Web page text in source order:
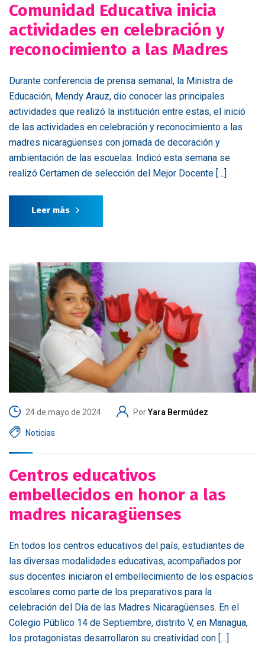
Comunidad Educativa inicia
actividades en celebración y
reconocimiento a las Madres
Durante conferencia de prensa semanal, la Ministra de
Educación, Mendy Arauz, dio conocer las principales
actividades que realizó la institución entre estas, el inició
de las actividades en celebración y reconocimiento a las
madres nicaragüenses con jornada de decoración y
ambientación de las escuelas. Indicó esta semana se
realizó Certamen de selección del Mejor Docente […]
Leer más
24 de mayo de 2024 PorYara Bermúdez
Noticias
Centros educativos
embellecidos en honor a las
madres nicaragüenses
En todos los centros educativos del país, estudiantes de
las diversas modalidades educativas, acompañados por
sus docentes iniciaron el embellecimiento de los espacios
escolares como parte de los preparativos para la
celebración del Día de las Madres Nicaragüenses. En el
Colegio Público 14 de Septiembre, distrito V, en Managua,
los protagonistas desarrollaron su creatividad con […]